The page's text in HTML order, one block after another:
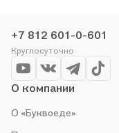
выгоду!
+7 812 601-0-601
Круглосуточно
О компании
О «Буквоеде»